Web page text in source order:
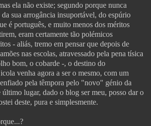
ela não existe; segundo porque nunca
da sua arrogância insuportável, do espúrio
é português, e muito menos dos méritos
eram certamente tão polémicos
- aliás, tremo em pensar que depois de
nas escolas, atravessado pela pena tísica
bom, o cobarde -, o destino do
venha agora a ser o mesmo, com um
pela têmpora pelo "novo" génio da
lugar, dado o blog ser meu, posso dar o
deste, pura e simplesmente.